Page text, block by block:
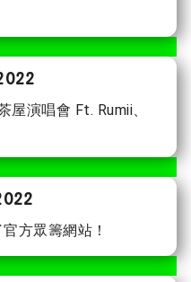
屋演唱會 Ft. Rumii、
方眾籌網站！